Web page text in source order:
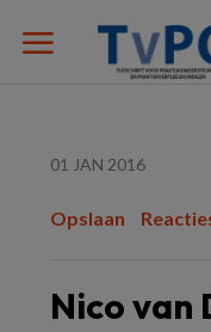
01 JAN 2016
Opslaan
Nico van